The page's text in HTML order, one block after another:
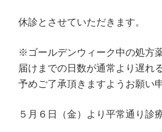
休診とさせていただきます。
※ゴールデンウィーク中の処方
届けまでの日数が通常より遅れ
予めご了承頂きますようお願い
５月６日（金）より平常通り診